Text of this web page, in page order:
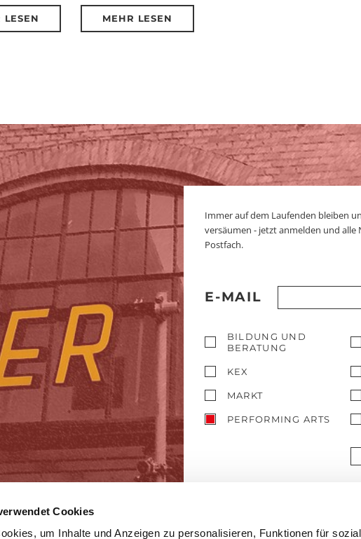
Cookies
um Inhalte und Anzeigen zu personalisieren, Funktionen für
LESEN MEHR LESEN
Immer auf dem Laufenden bleiben
versäumen - jetzt anmelden und alle
Postfach.
E-MAIL
BILDUNG UND
BERATUNG
KEX
MARKT
PERFORMING ARTS